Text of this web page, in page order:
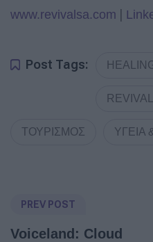
www.revivalsa.com |
Post Tags:
REVIVAL
ΤΟΥΡΙΣΜΟΣ ΥΓΕΙΑ
PREV POST
Voiceland: Cloud